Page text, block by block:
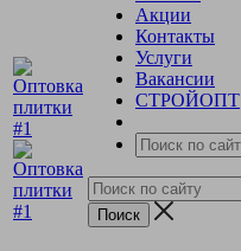
Акции
Контакты
Услуги
Вакансии
СТРОЙОПТ